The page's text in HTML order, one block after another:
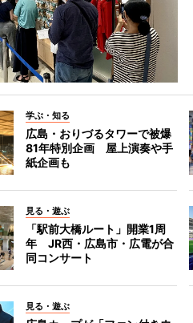
学ぶ・知る
広島・おりづるタワーで被爆
81年特別企画 屋上演奏や手
紙企画も
見る・遊ぶ
「駅前大橋ルート」開業1周
年 JR西・広島市・広電が合
同コンサート
見る・遊ぶ